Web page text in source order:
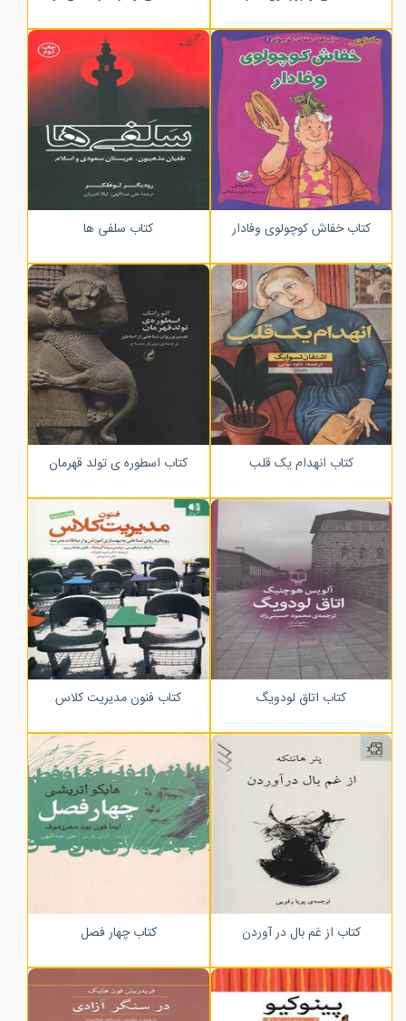
کتاب خفاش کوچولوی وفادار کتاب سلفی ها
کتاب انهدام یک قلب کتاب اسطوره ی تولد قهرمان
کتاب اتاق لودویگ کتاب فنون مدیریت کلاس
کتاب از غم بال در آوردن کتاب چهار فصل